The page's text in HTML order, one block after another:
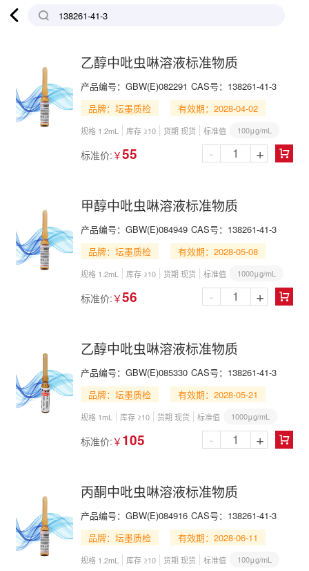

乙醇中吡虫啉溶液标准物质
产品编号： GBW(E)082291 CAS号： 138261-41-3
品牌：坛墨质检
有效期：2028-04-02
规格 1.2mL 库存 ≥10 货期 现货 标准值 100μg/mL
标准价: ￥55 
- +
甲醇中吡虫啉溶液标准物质
产品编号： GBW(E)084949 CAS号： 138261-41-3
品牌：坛墨质检
有效期：2028-05-08
规格 1.2mL 库存 ≥10 货期 现货 标准值 1000μg/mL
标准价: ￥56 
- +
乙醇中吡虫啉溶液标准物质
产品编号： GBW(E)085330 CAS号： 138261-41-3
品牌：坛墨质检
有效期：2028-05-21
规格 1mL 库存 ≥10 货期 现货 标准值 1000μg/mL
标准价: ￥ 105 
- +
丙酮中吡虫啉溶液标准物质
产品编号： GBW(E)084916 CAS号： 138261-41-3
品牌：坛墨质检
有效期：2028-06-11
规格 1.2mL 库存 ≥10 货期 现货 标准值 100μg/mL